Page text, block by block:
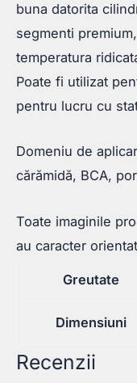
buna datorita
segmenti
temperatura
Poate fi utilizat
pentru lucru cu
Domeniu de
cărămidă, BCA,
Toate imaginile
au caracter
Greutate
Dimensiuni
Recenzii